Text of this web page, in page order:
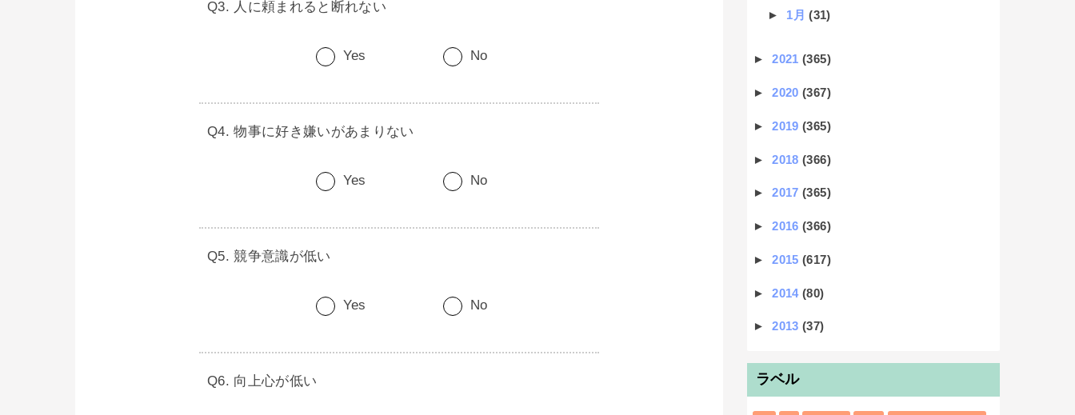
人に頼まれると断れない
Yes No
物事に好き嫌いがあまりない
Yes No
競争意識が低い
Yes No
向上心が低い
► 1月(31)
►2021(365)
►2020(367)
►2019(365)
►2018(366)
►2017(365)
►2016(366)
►2015(617)
►2014(80)
►2013(37)
ラベル